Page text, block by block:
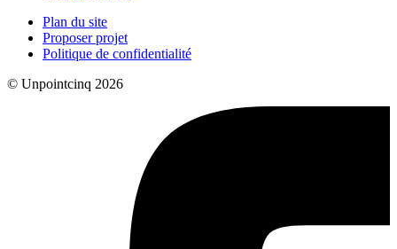
Plan du site
Proposer projet
Politique de confidentialité
© Unpointcinq 2026